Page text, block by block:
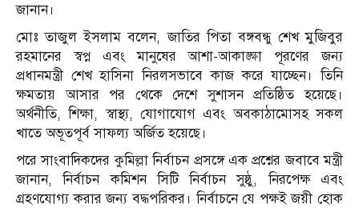
জানান।
মোঃ তাজুল ইসলাম বলেন, জাতির পিতা বঙ্গবন্ধু শেখ মুজিবুর
রহমানের স্বপ্ন এবং মানুষের আশা-আকাঙ্ক্ষা পূরণের জন্য
প্রধানমন্ত্রী শেখ হাসিনা নিরলসভাবে কাজ করে যাচ্ছেন। তিনি
ক্ষমতায় আসার পর থেকে দেশে সুশাসন প্রতিষ্ঠিত হয়েছে।
অর্থনীতি, শিক্ষা, স্বাস্থ্য, যোগাযোগ এবং অবকাঠামোসহ সকল
খাতে অভূতপূর্ব সাফল্য অর্জিত হয়েছে।
পরে সাংবাদিকদের কুমিল্লা নির্বাচন প্রসঙ্গে এক প্রশ্নের জবাবে মন্ত্রী
জানান, নির্বাচন কমিশন সিটি নির্বাচন সুষ্ঠু, নিরপেক্ষ এবং
গ্রহণযোগ্য করার জন্য বদ্ধপরিকর। নির্বাচনে যে পক্ষই জয়ী হোক